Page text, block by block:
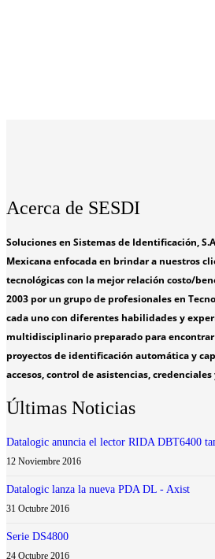
Acerca de SESDI
Soluciones en Sistemas de Identificación,
Mexicana enfocada en brindar a nuestros
tecnológicas con la mejor relación costo/
2003 por un grupo de profesionales en
cada uno con diferentes habilidades y
multidisciplinario preparado para
proyectos de identificación automática y
accesos, control de asistencias, credenciales
Últimas Noticias
Datalogic anuncia el lector RIDA DBT6400
12 Noviembre 2016
Datalogic lanza la nueva PDA DL - Axist
31 Octubre 2016
Serie DS4800
24 Octubre 2016